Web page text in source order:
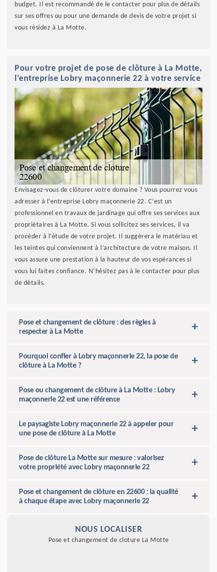
budget. Il est recommandé de le contacter pour plus de détails
sur ses offres ou pour une demande de devis de votre projet si
vous résidez à La Motte.
Pour votre projet de pose de clôture à La Motte,
l’entreprise Lobry maçonnerie 22 à votre service
Envisagez-vous de clôturer votre domaine ? Vous pourrez vous
adresser à l’entreprise Lobry maçonnerie 22. C’est un
professionnel en travaux de jardinage qui offre ses services aux
propriétaires à La Motte. Si vous sollicitez ses services, il va
procéder à l’étude de votre projet. Il suggèrera le matériau et
les teintes qui conviennent à l’architecture de votre maison. Il
vous assure une prestation à la hauteur de vos espérances si
vous lui faites confiance. N’hésitez pas à le contacter pour plus
de détails.
Pose et changement de clôture : des règles à
respecter à La Motte
Pourquoi confier à Lobry maçonnerie 22, la pose de
clôture à La Motte ?
Pose ou changement de clôture à La Motte : Lobry
maçonnerie 22 est une référence
Le paysagiste Lobry maçonnerie 22 à appeler pour
une pose de clôture à La Motte
Pose de clôture La Motte sur mesure : valorisez
votre propriété avec Lobry maçonnerie 22
Pose et changement de clôture en 22600 : la qualité
à chaque étape avec Lobry maçonnerie 22
NOUS LOCALISER
Pose et changement de cloture La Motte